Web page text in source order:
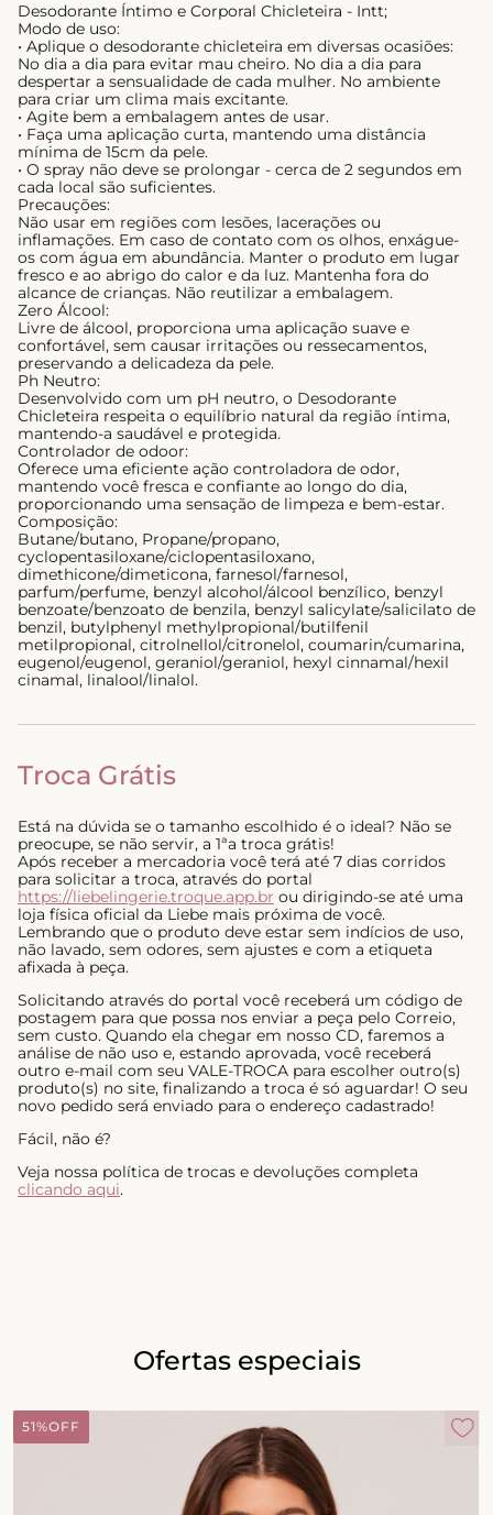
Desodorante Íntimo e Corporal Chicleteira - Intt;
Modo de uso:
• Aplique o desodorante chicleteira em diversas ocasiões:
No dia a dia para evitar mau cheiro. No dia a dia para
despertar a sensualidade de cada mulher. No ambiente
para criar um clima mais excitante.
• Agite bem a embalagem antes de usar.
• Faça uma aplicação curta, mantendo uma distância
mínima de 15cm da pele.
• O spray não deve se prolongar - cerca de 2 segundos em
cada local são suficientes.
Precauções:
Não usar em regiões com lesões, lacerações ou
inflamações. Em caso de contato com os olhos, enxágue-
os com água em abundância. Manter o produto em lugar
fresco e ao abrigo do calor e da luz. Mantenha fora do
alcance de crianças. Não reutilizar a embalagem.
Zero Álcool:
Livre de álcool, proporciona uma aplicação suave e
confortável, sem causar irritações ou ressecamentos,
preservando a delicadeza da pele.
Ph Neutro:
Desenvolvido com um pH neutro, o Desodorante
Chicleteira respeita o equilíbrio natural da região íntima,
mantendo-a saudável e protegida.
Controlador de odoor:
Oferece uma eficiente ação controladora de odor,
mantendo você fresca e confiante ao longo do dia,
proporcionando uma sensação de limpeza e bem-estar.
Composição:
Butane/butano, Propane/propano,
cyclopentasiloxane/ciclopentasiloxano,
dimethicone/dimeticona, farnesol/farnesol,
parfum/perfume, benzyl alcohol/álcool benzílico, benzyl
benzoate/benzoato de benzila, benzyl salicylate/salicilato de
benzil, butylphenyl methylpropional/butilfenil
metilpropional, citrolnellol/citronelol, coumarin/cumarina,
eugenol/eugenol, geraniol/geraniol, hexyl cinnamal/hexil
cinamal, linalool/linalol.
Troca Grátis
Está na dúvida se o tamanho escolhido é o ideal? Não se
preocupe, se não servir, a 1ªa troca grátis!
Após receber a mercadoria você terá até 7 dias corridos
para solicitar a troca, através do portal
https://liebelingerie.troque.app.br ou dirigindo-se até uma
loja física oficial da Liebe mais próxima de você.
Lembrando que o produto deve estar sem indícios de uso,
não lavado, sem odores, sem ajustes e com a etiqueta
afixada à peça.
Solicitando através do portal você receberá um código de
postagem para que possa nos enviar a peça pelo Correio,
sem custo. Quando ela chegar em nosso CD, faremos a
análise de não uso e, estando aprovada, você receberá
outro e-mail com seu VALE-TROCA para escolher outro(s)
produto(s) no site, finalizando a troca é só aguardar! O seu
novo pedido será enviado para o endereço cadastrado!
Fácil, não é?
Veja nossa política de trocas e devoluções completa
clicando aqui.
Ofertas especiais
51%OFF